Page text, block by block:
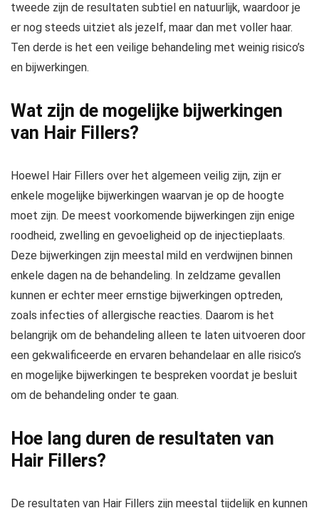
tweede zijn de resultaten subtiel en natuurlijk, waardoor je
er nog steeds uitziet als jezelf, maar dan met voller haar.
Ten derde is het een veilige behandeling met weinig risico’s
en bijwerkingen.
Wat zijn de mogelijke bijwerkingen
van Hair Fillers?
Hoewel Hair Fillers over het algemeen veilig zijn, zijn er
enkele mogelijke bijwerkingen waarvan je op de hoogte
moet zijn. De meest voorkomende bijwerkingen zijn enige
roodheid, zwelling en gevoeligheid op de injectieplaats.
Deze bijwerkingen zijn meestal mild en verdwijnen binnen
enkele dagen na de behandeling. In zeldzame gevallen
kunnen er echter meer ernstige bijwerkingen optreden,
zoals infecties of allergische reacties. Daarom is het
belangrijk om de behandeling alleen te laten uitvoeren door
een gekwalificeerde en ervaren behandelaar en alle risico’s
en mogelijke bijwerkingen te bespreken voordat je besluit
om de behandeling onder te gaan.
Hoe lang duren de resultaten van
Hair Fillers?
De resultaten van Hair Fillers zijn meestal tijdelijk en kunnen